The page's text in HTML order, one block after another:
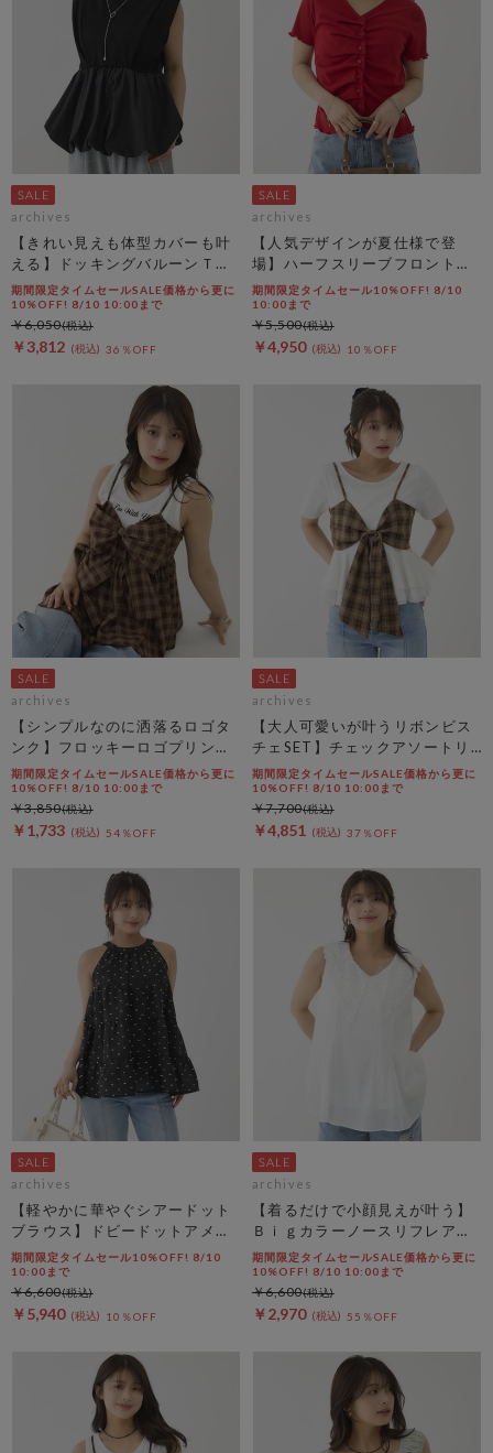
archives
【きれい見えも体型カバーも叶
える】ドッキングバルーンＴＯ
ＰＳ
期間限定タイムセールSALE価格から更に
10%OFF! 8/10 10:00まで
￥3,812 36％OFF
￥6,050
archives
【人気デザインが夏仕様で登
場】ハーフスリーブフロントタ
ックカットＴＯＰＳ
期間限定タイムセール10%OFF! 8/10
10:00まで
￥4,950 10％OFF
￥5,500
archives
【シンプルなのに洒落るロゴタ
ンク】フロッキーロゴプリント
タンク
期間限定タイムセールSALE価格から更に
10%OFF! 8/10 10:00まで
￥1,733 54％OFF
￥3,850
archives
【大人可愛いが叶うリボンビス
チェSET】チェックアソートリ
ボンビスチェ×ペプラムブラウ
スＴＥＥ ＳＥＴ
期間限定タイムセールSALE価格から更に
10%OFF! 8/10 10:00まで
￥4,851 37％OFF
￥7,700
archives
【軽やかに華やぐシアードット
ブラウス】ドビードットアメス
リティアードブラウス
期間限定タイムセール10%OFF! 8/10
10:00まで
￥5,940 10％OFF
￥6,600
archives
【着るだけで小顔見えが叶う】
Ｂｉｇカラーノースリフレアブ
ラウス
期間限定タイムセールSALE価格から更に
10%OFF! 8/10 10:00まで
￥2,970 55％OFF
￥6,600